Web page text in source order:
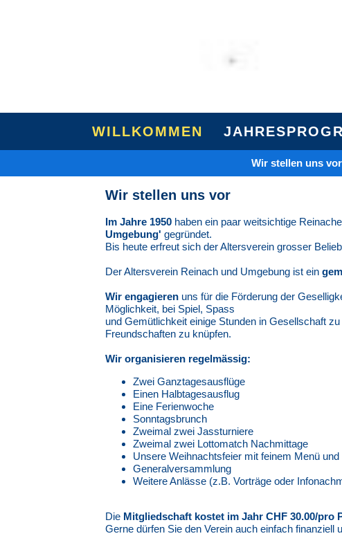
WILLKOMMEN
Wir stellen uns vor
Wir stellen uns vor
Im Jahre 1950 haben ein paar weitsichtige
Umgebung' gegründet.
Bis heute erfreut sich der Altersverein grosser
Der Altersverein Reinach und Umgebung ist ein
Wir engagieren uns für die Förderung der
Möglichkeit, bei Spiel, Spass
und Gemütlichkeit einige Stunden in Gesellschaft
Freundschaften zu knüpfen.
Wir organisieren regelmässig:
Zwei Ganztagesausflüge
Einen Halbtagesausflug
Eine Ferienwoche
Sonntagsbrunch
Zweimal zwei Jassturniere
Zweimal zwei Lottomatch Nachmittage
Unsere Weihnachtsfeier mit feinem Menü und
Generalversammlung
Weitere Anlässe (z.B. Vorträge oder
Die Mitgliedschaft kostet im Jahr CHF 30.00/pro
Gerne dürfen Sie den Verein auch einfach finanziell